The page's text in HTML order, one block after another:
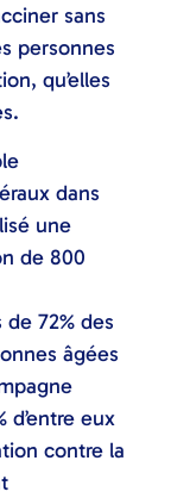
sans
personnes
qu’elles
dans
une
de 800
72% des
âgées
d’entre eux
contre la